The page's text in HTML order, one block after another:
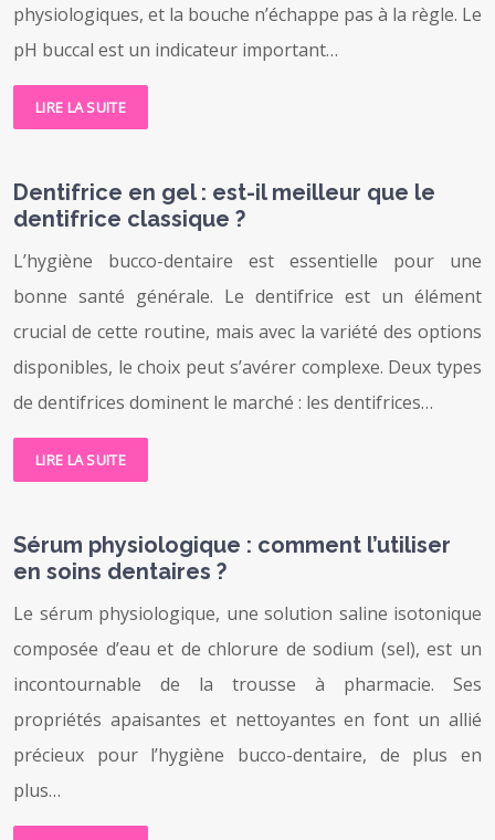
physiologiques, et la bouche n’échappe pas à la règle. Le
pH buccal est un indicateur important…
LIRE LA SUITE
Dentifrice en gel : est-il meilleur que le
dentifrice classique ?
L’hygiène bucco-dentaire est essentielle pour une
bonne santé générale. Le dentifrice est un élément
crucial de cette routine, mais avec la variété des options
disponibles, le choix peut s’avérer complexe. Deux types
de dentifrices dominent le marché : les dentifrices…
LIRE LA SUITE
Sérum physiologique : comment l’utiliser
en soins dentaires ?
Le sérum physiologique, une solution saline isotonique
composée d’eau et de chlorure de sodium (sel), est un
incontournable de la trousse à pharmacie. Ses
propriétés apaisantes et nettoyantes en font un allié
précieux pour l’hygiène bucco-dentaire, de plus en
plus…